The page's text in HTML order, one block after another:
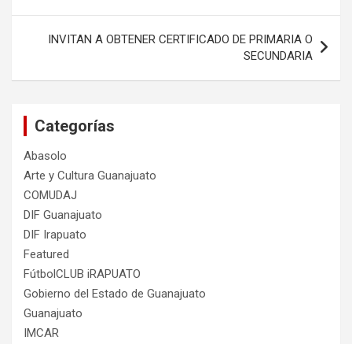
entradas
INVITAN A OBTENER CERTIFICADO DE PRIMARIA O
SECUNDARIA
Categorías
Abasolo
Arte y Cultura Guanajuato
COMUDAJ
DIF Guanajuato
DIF Irapuato
Featured
FútbolCLUB iRAPUATO
Gobierno del Estado de Guanajuato
Guanajuato
IMCAR